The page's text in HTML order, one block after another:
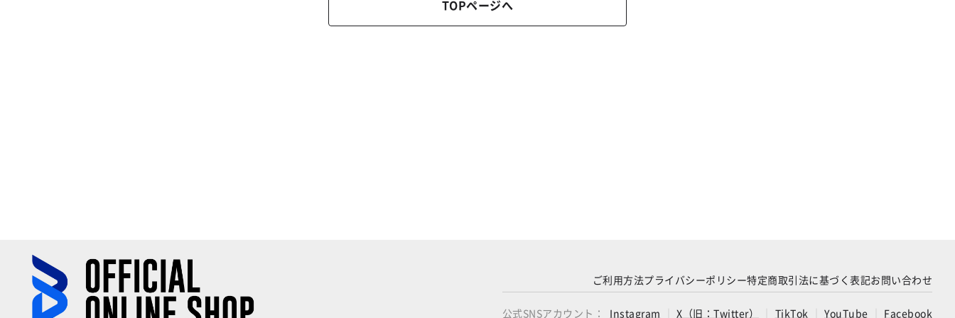
TOPページへ
ご利用方法プライバシーポリシー特定商取引法に基づく表記お問い合わせ
公式SNSアカウント： Instagram X（旧：Twitter） TikTok YouTube Facebook